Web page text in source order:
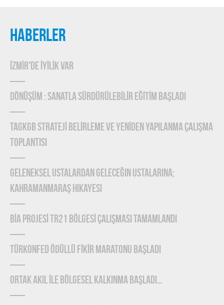
HABERLER
İZMİR'DE İYİLİK VAR
DÖNÜŞÜM : SANATLA SÜRDÜRÜLEBİLİR EĞİTİM BAŞLADI
TAGKGB STRATEJİ BELİRLEME ve YENİDEN YAPILANMA ÇALIŞMA
TOPLANTISI
Geleneksel Ustalardan Geleceğin Ustalarına;
Kahramanmaraş Hikayesi
BİA PROJESİ TR21 BÖLGESİ ÇALIŞMASI TAMAMLANDI
TÜRKONFED Ödüllü FİKİR Maratonu Başladı
ORTAK AKIL İLE BÖLGESEL KALKINMA BAŞLADI…